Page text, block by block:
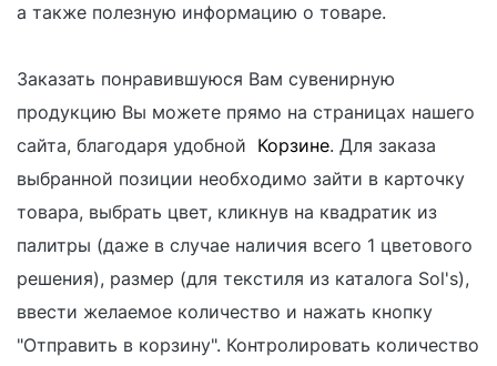
а также полезную информацию о товаре.
Заказать понравившуюся Вам сувенирную
продукцию Вы можете прямо на страницах нашего
сайта, благодаря удобной Корзине. Для заказа
выбранной позиции необходимо зайти в карточку
товара, выбрать цвет, кликнув на квадратик из
палитры (даже в случае наличия всего 1 цветового
решения), размер (для текстиля из каталога Sol's),
ввести желаемое количество и нажать кнопку
"Отправить в корзину". Контролировать количество